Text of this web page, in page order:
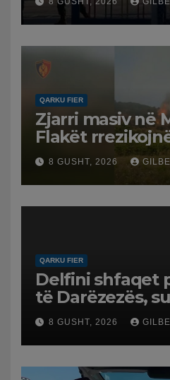
QARKU FIER
Zjarri masiv në
Flakët
Policia evakuon
në Koilac
8 GUSHT, 2026
QARKU FIER
Delfini shfaqet
të Darëzezës,
pushuesit dhe
8 GUSHT, 2026